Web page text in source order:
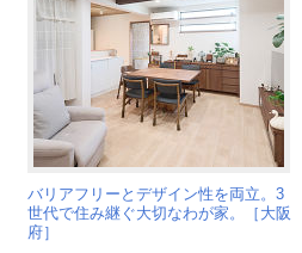
バリアフリーとデザイン性を両立。3
世代で住み継ぐ大切なわが家。［大阪
府］